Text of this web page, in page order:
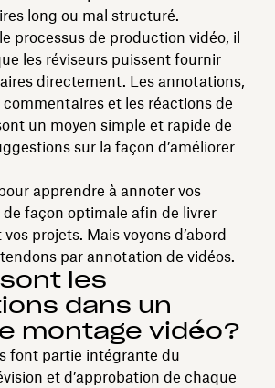
long ou mal structuré.
processus de production vidéo, il
les réviseurs puissent fournir
directement. Les annotations,
et les réactions de
un moyen simple et rapide de
sur la façon d’améliorer
apprendre à annoter vos
façon optimale afin de livrer
projets. Mais voyons d’abord
par annotation de vidéos.
les
dans un
montage vidéo?
font partie intégrante du
et d’approbation de chaque